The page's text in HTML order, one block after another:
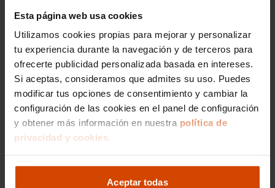
Esta página web usa cookies
Utilizamos cookies propias para mejorar y personalizar
tu experiencia durante la navegación y de terceros para
ofrecerte publicidad personalizada basada en intereses.
Si aceptas, consideramos que admites su uso. Puedes
modificar tus opciones de consentimiento y cambiar la
configuración de las cookies en el panel de configuración
y obtener más información en nuestra política de
privacidad y cookies.
Aceptar todas
Me interesa
Vehículos recomendados